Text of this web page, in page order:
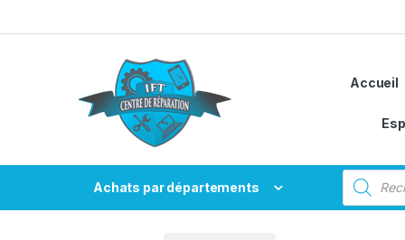
Accueil
Achats par départements